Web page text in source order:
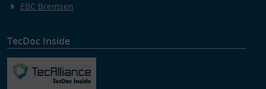
EBC Bremsen
TecDoc Inside